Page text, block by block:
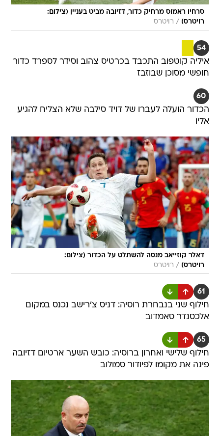
סרחיו ראמוס מרחיק כדור, דזיובה מביט בעניין (צילום:
רויטרס) / רויטרס
54
איליה קוטפוב התכבד בכרטיס צהוב וסידר לספרד כדור
חופשי מסוכן שבוזבז
60
הכדור הועלה לעברו של דויד סילבה שלא הצליח להגיע
אליו
דאלר קוזייאב מנסה להשתלט על הכדור (צילום:
רויטרס) / רויטרס
61
חילוף שני בנבחרת רוסיה: דניס צ'רישב נכנס במקום
אלכסנדר סאמדוב
65
חילוף שלישי ואחרון ברוסיה: כובש השער ארטיום דזיובה
פינה את מקומו לפיודור סמולוב